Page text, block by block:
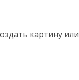
картину или